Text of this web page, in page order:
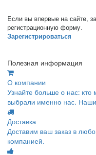
Если вы впервые на сайте,
регистрационную форму.
Зарегистрироваться
Полезная информация
О компании
Узнайте больше о нас:
выбрали именно нас. Наши
Доставка
Доставим ваш заказ в
компанией.